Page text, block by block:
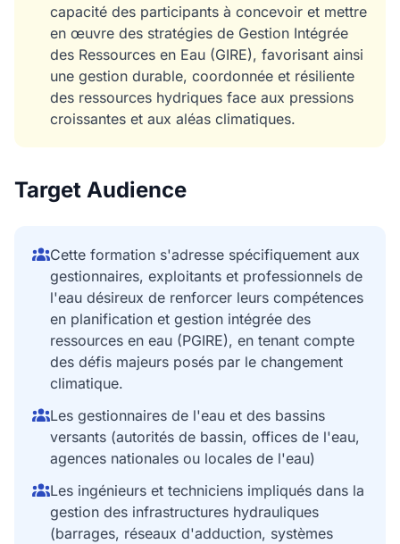
capacité des participants à concevoir et mettre
en œuvre des stratégies de Gestion Intégrée
des Ressources en Eau (GIRE), favorisant ainsi
une gestion durable, coordonnée et résiliente
des ressources hydriques face aux pressions
croissantes et aux aléas climatiques.
Target Audience
Cette formation s'adresse spécifiquement aux
gestionnaires, exploitants et professionnels de
l'eau désireux de renforcer leurs compétences
en planification et gestion intégrée des
ressources en eau (PGIRE), en tenant compte
des défis majeurs posés par le changement
climatique.
Les gestionnaires de l'eau et des bassins
versants (autorités de bassin, offices de l'eau,
agences nationales ou locales de l'eau)
Les ingénieurs et techniciens impliqués dans la
gestion des infrastructures hydrauliques
(barrages, réseaux d'adduction, systèmes